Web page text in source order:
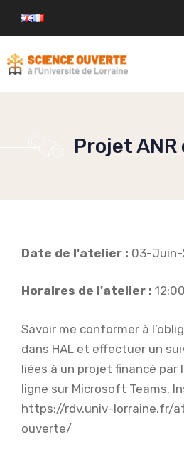
Projet ANR
Date de l'atelier : 03-Juin-
Horaires de l'atelier :
Savoir me conformer à
dans HAL et effectuer un
liées à un projet financé par
ligne sur Microsoft Teams.
https://rdv.univ-lorraine.fr/
ouverte/